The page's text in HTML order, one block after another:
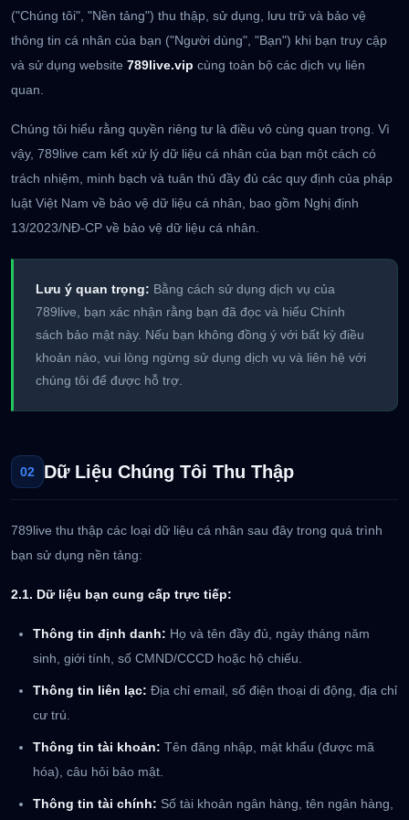
("Chúng tôi", "Nền tảng") thu thập, sử dụng, lưu trữ và bảo vệ
thông tin cá nhân của bạn ("Người dùng", "Bạn") khi bạn truy cập
và sử dụng website 789live.vip cùng toàn bộ các dịch vụ liên
quan.
Chúng tôi hiểu rằng quyền riêng tư là điều vô cùng quan trọng. Vì
vậy, 789live cam kết xử lý dữ liệu cá nhân của bạn một cách có
trách nhiệm, minh bạch và tuân thủ đầy đủ các quy định của pháp
luật Việt Nam về bảo vệ dữ liệu cá nhân, bao gồm Nghị định
13/2023/NĐ-CP về bảo vệ dữ liệu cá nhân.
Lưu ý quan trọng: Bằng cách sử dụng dịch vụ của
789live, bạn xác nhận rằng bạn đã đọc và hiểu Chính
sách bảo mật này. Nếu bạn không đồng ý với bất kỳ điều
khoản nào, vui lòng ngừng sử dụng dịch vụ và liên hệ với
chúng tôi để được hỗ trợ.
02 Dữ Liệu Chúng Tôi Thu Thập
789live thu thập các loại dữ liệu cá nhân sau đây trong quá trình
bạn sử dụng nền tảng:
2.1. Dữ liệu bạn cung cấp trực tiếp:
Thông tin định danh: Họ và tên đầy đủ, ngày tháng năm
sinh, giới tính, số CMND/CCCD hoặc hộ chiếu.
Thông tin liên lạc: Địa chỉ email, số điện thoại di động, địa chỉ
cư trú.
Thông tin tài khoản: Tên đăng nhập, mật khẩu (được mã
hóa), câu hỏi bảo mật.
Thông tin tài chính: Số tài khoản ngân hàng, tên ngân hàng,